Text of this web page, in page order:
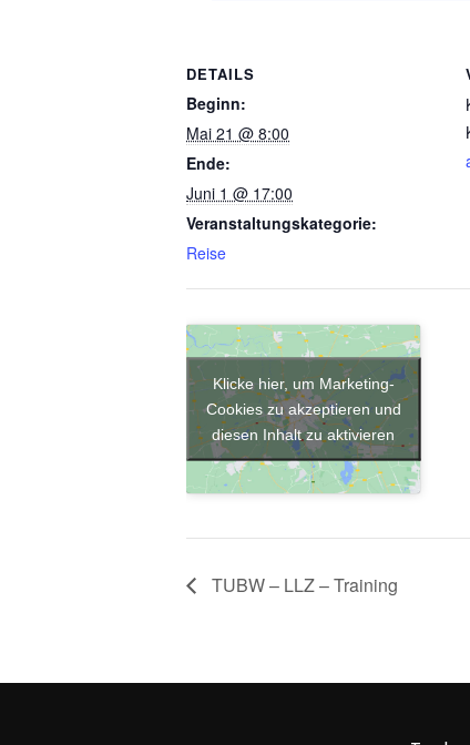
DETAILS
Beginn:
Mai 21 @ 8:00
Ende:
Juni 1 @ 17:00
Veranstaltungskategorie:
Reise
Klicke hier, um Marketing-
Cookies zu akzeptieren und
diesen Inhalt zu aktivieren
TUBW – LLZ – Training